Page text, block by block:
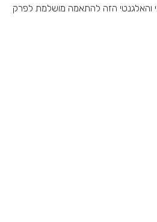
היד הספורטיבי והאלגנטי הזה להתאמה מושלמת לפרק